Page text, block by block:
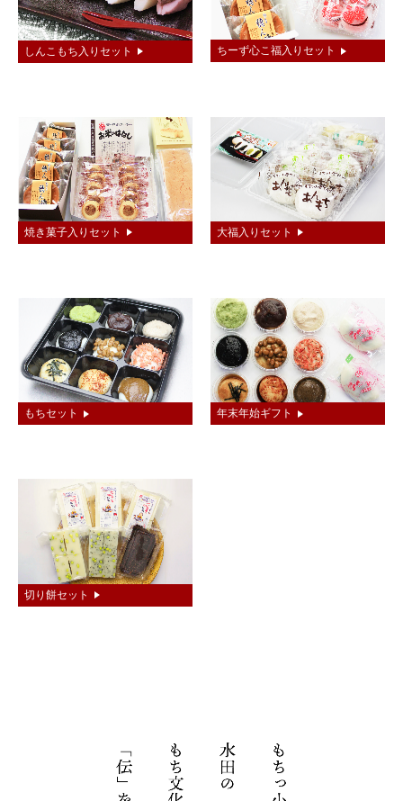
しんこもち入りセット ちーず心こ福入りセット
焼き菓子入りセット 大福入りセット
もちセット 年末年始ギフト
切り餅セット